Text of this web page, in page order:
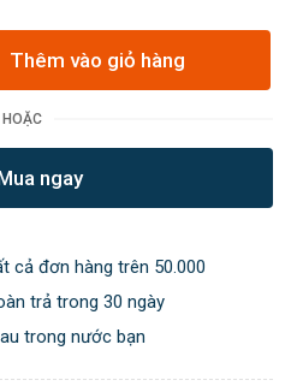
Thêm vào giỏ hàng
HOẶC
ngay
cả đơn hàng trên 50.000
trả trong 30 ngày
trong nước bạn